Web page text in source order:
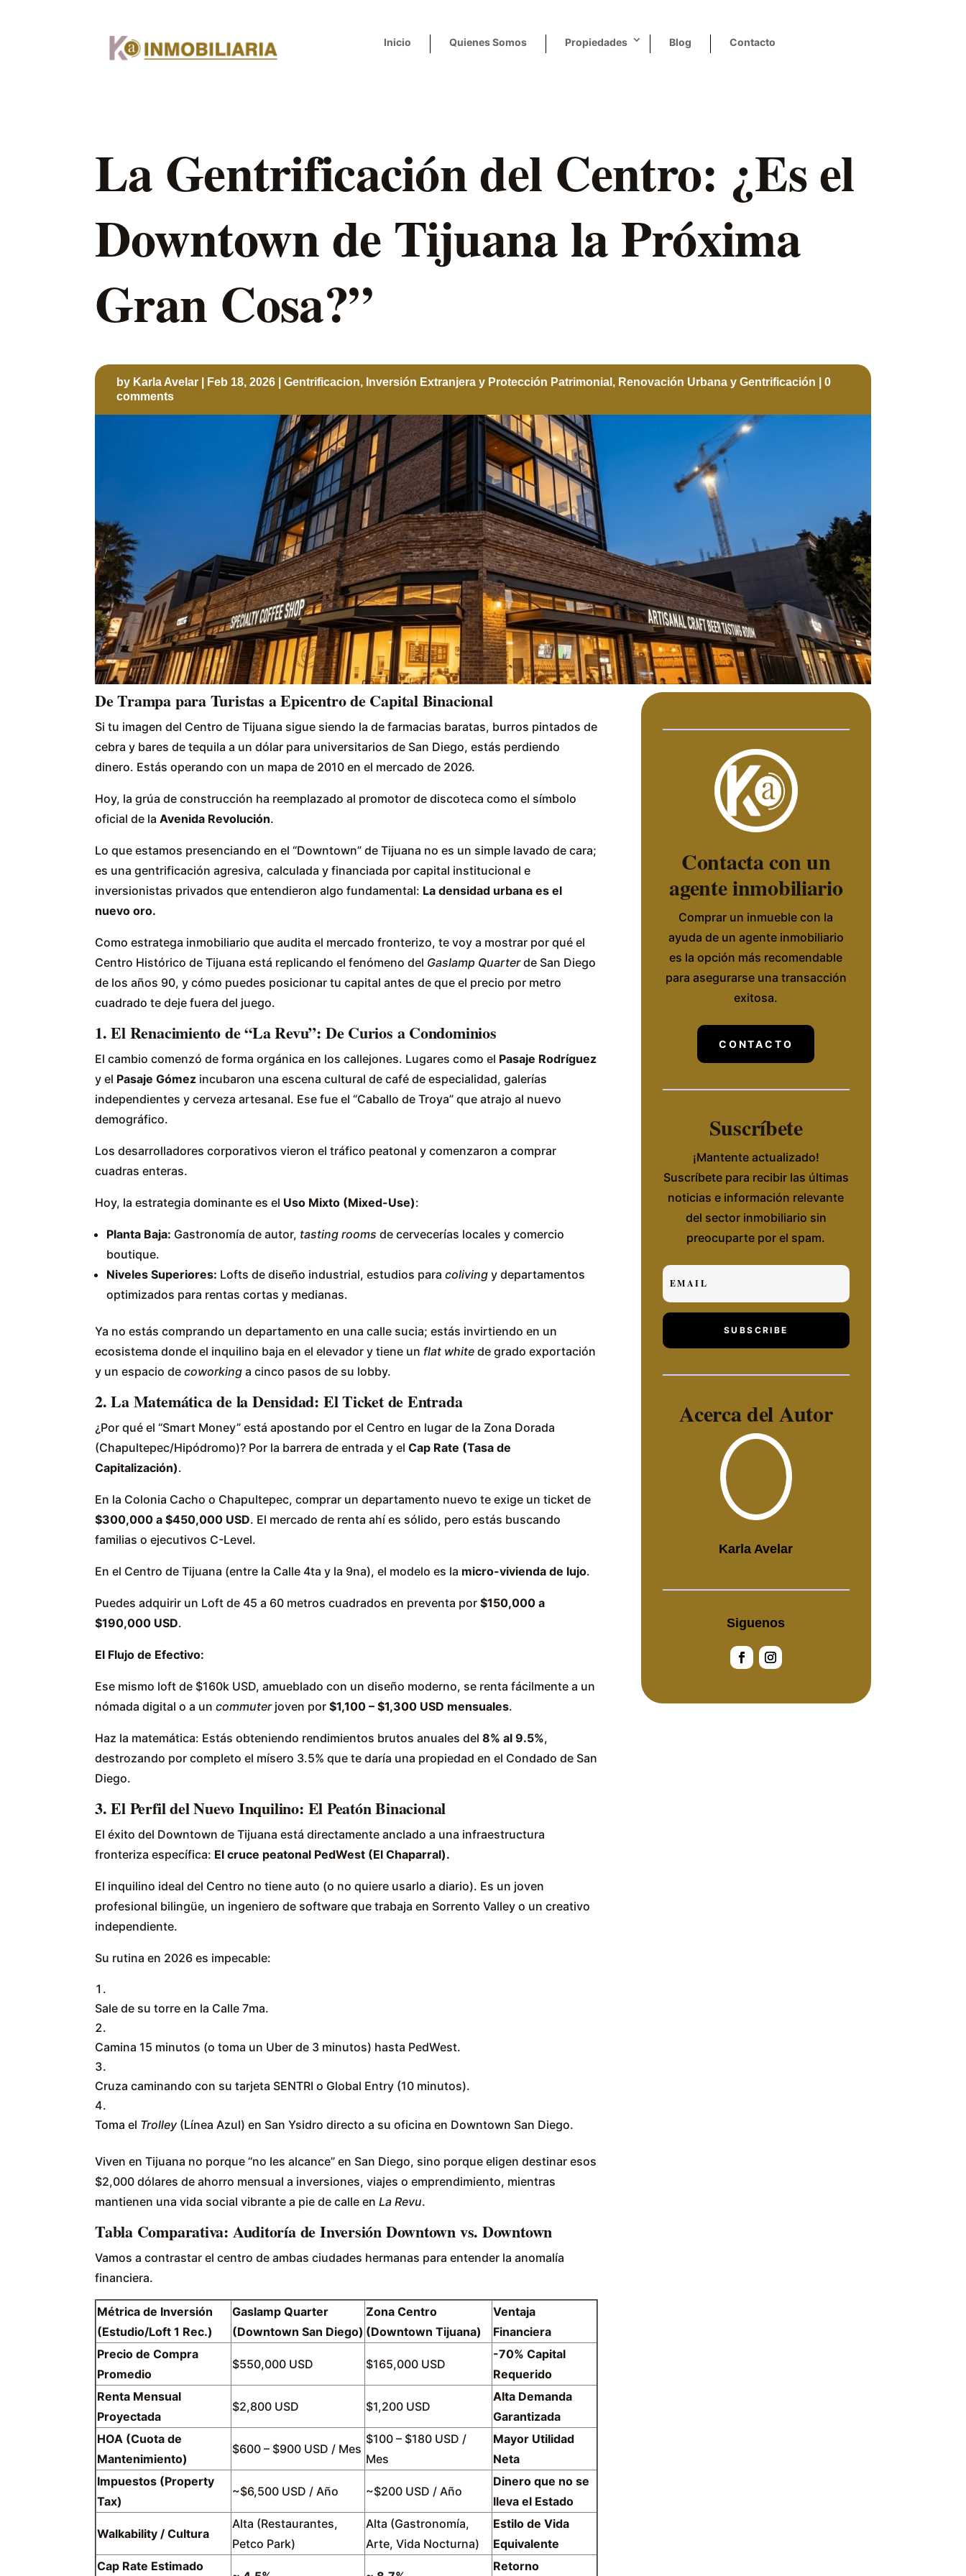
Inicio Quienes Somos Propiedades Blog Contacto
La Gentrificación del Centro: ¿Es el
Downtown de Tijuana la Próxima
Gran Cosa?”
by Karla Avelar Feb 18, 2026 Gentrificacion, Inversión Extranjera y Protección Patrimonial , Renovación Urbana y Gentrificación
0
comments
De Trampa para Turistas a Epicentro de Capital Binacional
Si tu imagen del Centro de Tijuana sigue siendo la de farmacias baratas, burros pintados de
cebra y bares de tequila a un dólar para universitarios de San Diego, estás perdiendo
dinero. Estás operando con un mapa de 2010 en el mercado de 2026.
Hoy, la grúa de construcción ha reemplazado al promotor de discoteca como el símbolo
oficial de la Avenida Revolución.
Lo que estamos presenciando en el “Downtown” de Tijuana no es un simple lavado de cara;
es una gentrificación agresiva, calculada y financiada por capital institucional e
inversionistas privados que entendieron algo fundamental: La densidad urbana es el
nuevo oro.
Como estratega inmobiliario que audita el mercado fronterizo, te voy a mostrar por qué el
Centro Histórico de Tijuana está replicando el fenómeno del Gaslamp Quarterde San Diego
de los años 90, y cómo puedes posicionar tu capital antes de que el precio por metro
cuadrado te deje fuera del juego.
1. El Renacimiento de “La Revu”: De Curios a Condominios
El cambio comenzó de forma orgánica en los callejones. Lugares como el Pasaje Rodríguez
y el Pasaje Gómez incubaron una escena cultural de café de especialidad, galerías
independientes y cerveza artesanal. Ese fue el “Caballo de Troya” que atrajo al nuevo
demográfico.
Los desarrolladores corporativos vieron el tráfico peatonal y comenzaron a comprar
cuadras enteras.
Hoy, la estrategia dominante es el Uso Mixto (Mixed-Use):
Planta Baja: Gastronomía de autor, tasting rooms de cervecerías locales y comercio
boutique.
Niveles Superiores: Lofts de diseño industrial, estudios para coliving y departamentos
optimizados para rentas cortas y medianas.
Ya no estás comprando un departamento en una calle sucia; estás invirtiendo en un
ecosistema donde el inquilino baja en el elevador y tiene un flat white de grado exportación
y un espacio de coworking a cinco pasos de su lobby.
2. La Matemática de la Densidad: El Ticket de Entrada
¿Por qué el “Smart Money” está apostando por el Centro en lugar de la Zona Dorada
(Chapultepec/Hipódromo)? Por la barrera de entrada y el Cap Rate (Tasa de
Capitalización).
En la Colonia Cacho o Chapultepec, comprar un departamento nuevo te exige un ticket de
$300,000 a $450,000 USD. El mercado de renta ahí es sólido, pero estás buscando
familias o ejecutivos C-Level.
En el Centro de Tijuana (entre la Calle 4ta y la 9na), el modelo es la micro-vivienda de lujo.
Puedes adquirir un Loft de 45 a 60 metros cuadrados en preventa por $150,000 a
$190,000 USD.
El Flujo de Efectivo:
Ese mismo loft de $160k USD, amueblado con un diseño moderno, se renta fácilmente a un
nómada digital o a un commuterjoven por $1,100 – $1,300 USD mensuales.
Haz la matemática: Estás obteniendo rendimientos brutos anuales del 8% al 9.5%,
destrozando por completo el mísero 3.5% que te daría una propiedad en el Condado de San
Diego.
3. El Perfil del Nuevo Inquilino: El Peatón Binacional
El éxito del Downtown de Tijuana está directamente anclado a una infraestructura
fronteriza específica: El cruce peatonal PedWest (El Chaparral).
El inquilino ideal del Centro no tiene auto (o no quiere usarlo a diario). Es un joven
profesional bilingüe, un ingeniero de software que trabaja en Sorrento Valley o un creativo
independiente.
Su rutina en 2026 es impecable:
Sale de su torre en la Calle 7ma.
Camina 15 minutos (o toma un Uber de 3 minutos) hasta PedWest.
Cruza caminando con su tarjeta SENTRI o Global Entry (10 minutos).
Toma el Trolley (Línea Azul) en San Ysidro directo a su oficina en Downtown San Diego.
Viven en Tijuana no porque “no les alcance” en San Diego, sino porque eligen destinar esos
$2,000 dólares de ahorro mensual a inversiones, viajes o emprendimiento, mientras
mantienen una vida social vibrante a pie de calle en La Revu.
Tabla Comparativa: Auditoría de Inversión Downtown vs. Downtown
Vamos a contrastar el centro de ambas ciudades hermanas para entender la anomalía
financiera.
Métrica de Inversión
(Estudio/Loft 1 Rec.)
Gaslamp Quarter
(Downtown San Diego)
Zona Centro
(Downtown Tijuana)
Ventaja
Financiera
Precio de Compra
Promedio
$550,000 USD $165,000 USD
-70% Capital
Requerido
Renta Mensual
Proyectada
$2,800 USD $1,200 USD
Alta Demanda
Garantizada
HOA (Cuota de
Mantenimiento)
$600 – $900 USD / Mes
$100 – $180 USD /
Mes
Mayor Utilidad
Neta
Impuestos (Property
Tax)
~$6,500 USD / Año ~$200 USD / Año
Dinero que no se
lleva el Estado
Walkability / Cultura
Alta (Restaurantes,
Petco Park)
Alta (Gastronomía,
Arte, Vida Nocturna)
Estilo de Vida
Equivalente
Cap Rate Estimado
Retorno
Contacta con un
agente inmobiliario
Comprar un inmueble con la
ayuda de un agente inmobiliario
es la opción más recomendable
para asegurarse una transacción
exitosa.
CONTACTO
Suscríbete
¡Mantente actualizado!
Suscríbete para recibir las últimas
noticias e información relevante
del sector inmobiliario sin
preocuparte por el spam.
SUBSCRIBE
Acerca del Autor
Karla Avelar
Siguenos